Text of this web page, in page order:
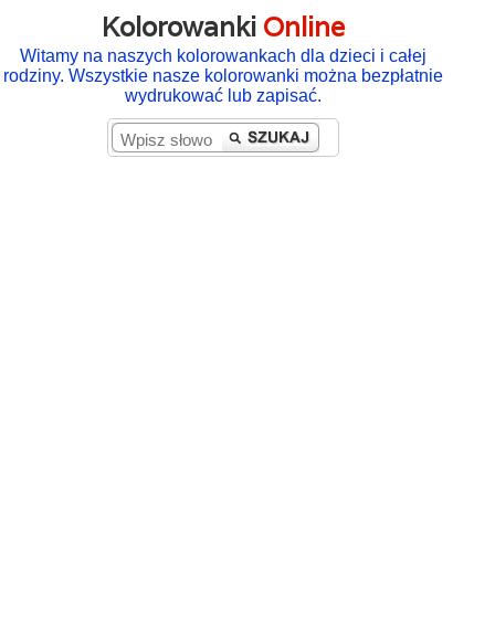
Kolorowanki Online
Witamy na naszych kolorowankach dla dzieci i całej
rodziny. Wszystkie nasze kolorowanki można bezpłatnie
wydrukować lub zapisać.